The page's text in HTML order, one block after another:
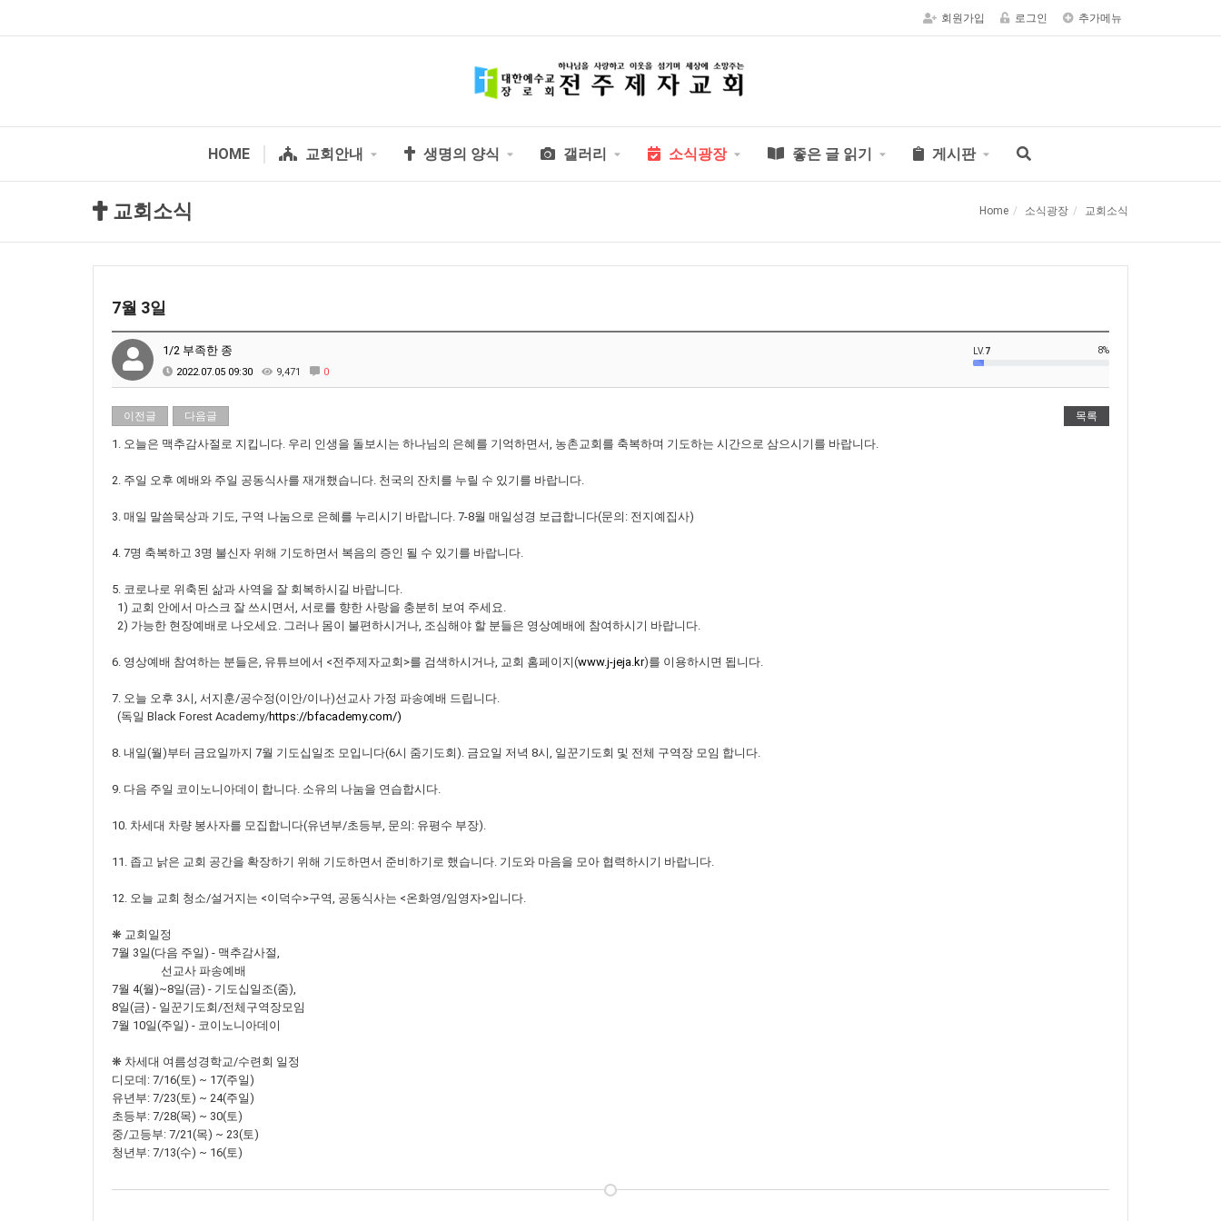
회원가입 로그인 추가메뉴
HOME 교회안내 생명의 양식 갤러리 소식광장 좋은 글 읽기 게시판
교회소식 Home 소식광장 교회소식
7월 3일
1/2 부족한 종
2022.07.05 09:30 9,471 0
LV.7 8%
이전글 다음글 목록
1. 오늘은 맥추감사절로 지킵니다. 우리 인생을 돌보시는 하나님의 은혜를 기억하면서, 농촌교회를 축복하며 기도하는 시간으로 삼으시기를 바랍니다.
2. 주일 오후 예배와 주일 공동식사를 재개했습니다. 천국의 잔치를 누릴 수 있기를 바랍니다.
3. 매일 말씀묵상과 기도, 구역 나눔으로 은혜를 누리시기 바랍니다. 7-8월 매일성경 보급합니다(문의: 전지예집사)
4. 7명 축복하고 3명 불신자 위해 기도하면서 복음의 증인 될 수 있기를 바랍니다.
5. 코로나로 위축된 삶과 사역을 잘 회복하시길 바랍니다.
1) 교회 안에서 마스크 잘 쓰시면서, 서로를 향한 사랑을 충분히 보여 주세요.
2) 가능한 현장예배로 나오세요. 그러나 몸이 불편하시거나, 조심해야 할 분들은 영상예배에 참여하시기 바랍니다.
6. 영상예배 참여하는 분들은, 유튜브에서 <전주제자교회>를 검색하시거나, 교회 홈페이지(www.j-jeja.kr)를 이용하시면 됩니다.
7. 오늘 오후 3시, 서지훈/공수정(이안/이나)선교사 가정 파송예배 드립니다.
(독일 Black Forest Academy/https://bfacademy.com/)
8. 내일(월)부터 금요일까지 7월 기도십일조 모입니다(6시 줌기도회). 금요일 저녁 8시, 일꾼기도회 및 전체 구역장 모임 합니다.
9. 다음 주일 코이노니아데이 합니다. 소유의 나눔을 연습합시다.
10. 차세대 차량 봉사자를 모집합니다(유년부/초등부, 문의: 유평수 부장).
11. 좁고 낡은 교회 공간을 확장하기 위해 기도하면서 준비하기로 했습니다. 기도와 마음을 모아 협력하시기 바랍니다.
12. 오늘 교회 청소/설거지는 <이덕수>구역, 공동식사는 <온화영/임영자>입니다.
❋ 교회일정
7월 3일(다음 주일) - 맥추감사절,
선교사 파송예배
7월 4(월)~8일(금) - 기도십일조(줌),
8일(금) - 일꾼기도회/전체구역장모임
7월 10일(주일) - 코이노니아데이
❋ 차세대 여름성경학교/수련회 일정
디모데: 7/16(토) ~ 17(주일)
유년부: 7/23(토) ~ 24(주일)
초등부: 7/28(목) ~ 30(토)
중/고등부: 7/21(목) ~ 23(토)
청년부: 7/13(수) ~ 16(토)